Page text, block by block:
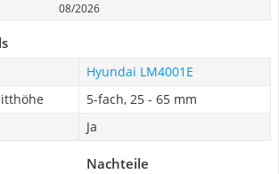
08/2026
Hyundai LM4001E
5-fach, 25 - 65 mm
Ja
Nachteile